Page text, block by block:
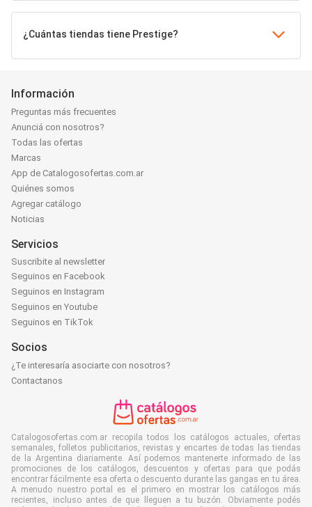
¿Cuántas tiendas tiene Prestige?
Información
Preguntas más frecuentes
Anunciá con nosotros?
Todas las ofertas
Marcas
App de Catalogosofertas.com.ar
Quiénes somos
Agregar catálogo
Noticias
Servicios
Suscribite al newsletter
Seguinos en Facebook
Seguinos en Instagram
Seguinos en Youtube
Seguinos en TikTok
Socios
¿Te interesaría asociarte con nosotros?
Contactanos
Catalogosofertas.com.ar recopila todos los catálogos actuales, ofertas
semanales, folletos publicitarios, revistas y encartes de todas las tiendas
de la Argentina diariamente. Así podemos mantenerte informado de las
promociones de los catálogos, descuentos y ofertas para que podás
encontrar fácilmente esa oferta o descuento durante las gangas en tu área.
A menudo nuestro portal es el primero en mostrar los catálogos más
recientes, incluso antes de que lleguen a tu buzón. Obviamente podés